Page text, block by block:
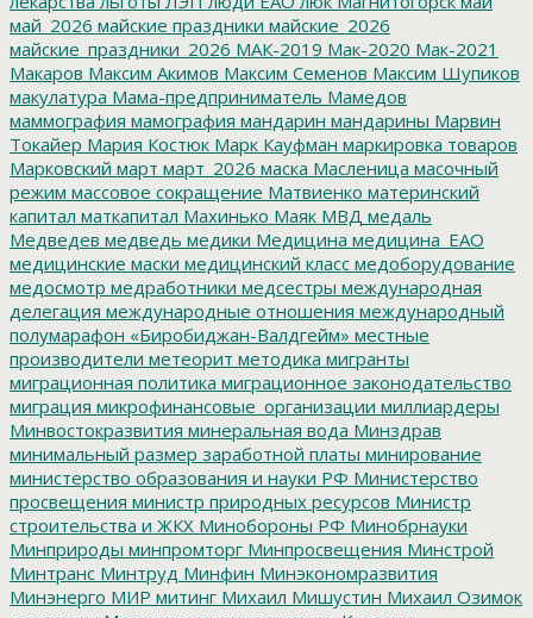
май_2026 майские праздники майские_2026
майские_праздники_2026 МАК-2019 Мак-2020 Мак-2021
Макаров Максим Акимов Максим Семенов Максим Шупиков
макулатура Мама-предприниматель Мамедов
маммография мамография мандарин мандарины Марвин
Токайер Мария Костюк Марк Кауфман маркировка товаров
Марковский март март_2026 маска Масленица масочный
режим массовое сокращение Матвиенко материнский
капитал маткапитал Махинько Маяк МВД медаль
Медведев медведь медики Медицина медицина_ЕАО
медицинские маски медицинский класс медоборудование
медосмотр медработники медсестры международная
делегация международные отношения международный
полумарафон «Биробиджан-Валдгейм» местные
производители метеорит методика мигранты
миграционная политика миграционное законодательство
миграция микрофинансовые_организации миллиардеры
Минвостокразвития минеральная вода Минздрав
минимальный размер заработной платы минирование
министерство образования и науки РФ Министерство
просвещения министр природных ресурсов Министр
строительства и ЖКХ Минобороны РФ Минобрнауки
Минприроды минпромторг Минпросвещения Минстрой
Минтранс Минтруд Минфин Минэкономразвития
Минэнерго МИР митинг Михаил Мишустин Михаил Озимок